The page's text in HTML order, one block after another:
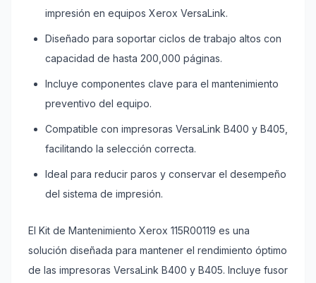
impresión en equipos Xerox VersaLink.
Diseñado para soportar ciclos de trabajo altos con
capacidad de hasta 200,000 páginas.
Incluye componentes clave para el mantenimiento
preventivo del equipo.
Compatible con impresoras VersaLink B400 y B405,
facilitando la selección correcta.
Ideal para reducir paros y conservar el desempeño
del sistema de impresión.
El Kit de Mantenimiento Xerox 115R00119 es una
solución diseñada para mantener el rendimiento óptimo
de las impresoras VersaLink B400 y B405. Incluye fusor